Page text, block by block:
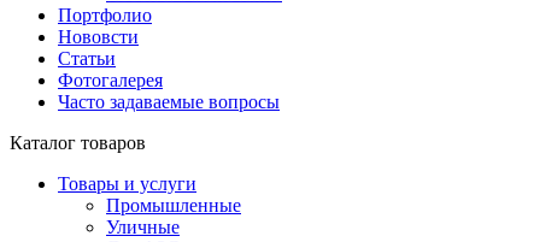
Портфолио
Нововсти
Статьи
Фотогалерея
Часто задаваемые вопросы
Каталог товаров
Товары и услуги
Промышленные
Уличные